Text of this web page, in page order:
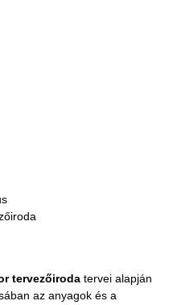
tervezőiroda tervei alapján
az anyagok és a